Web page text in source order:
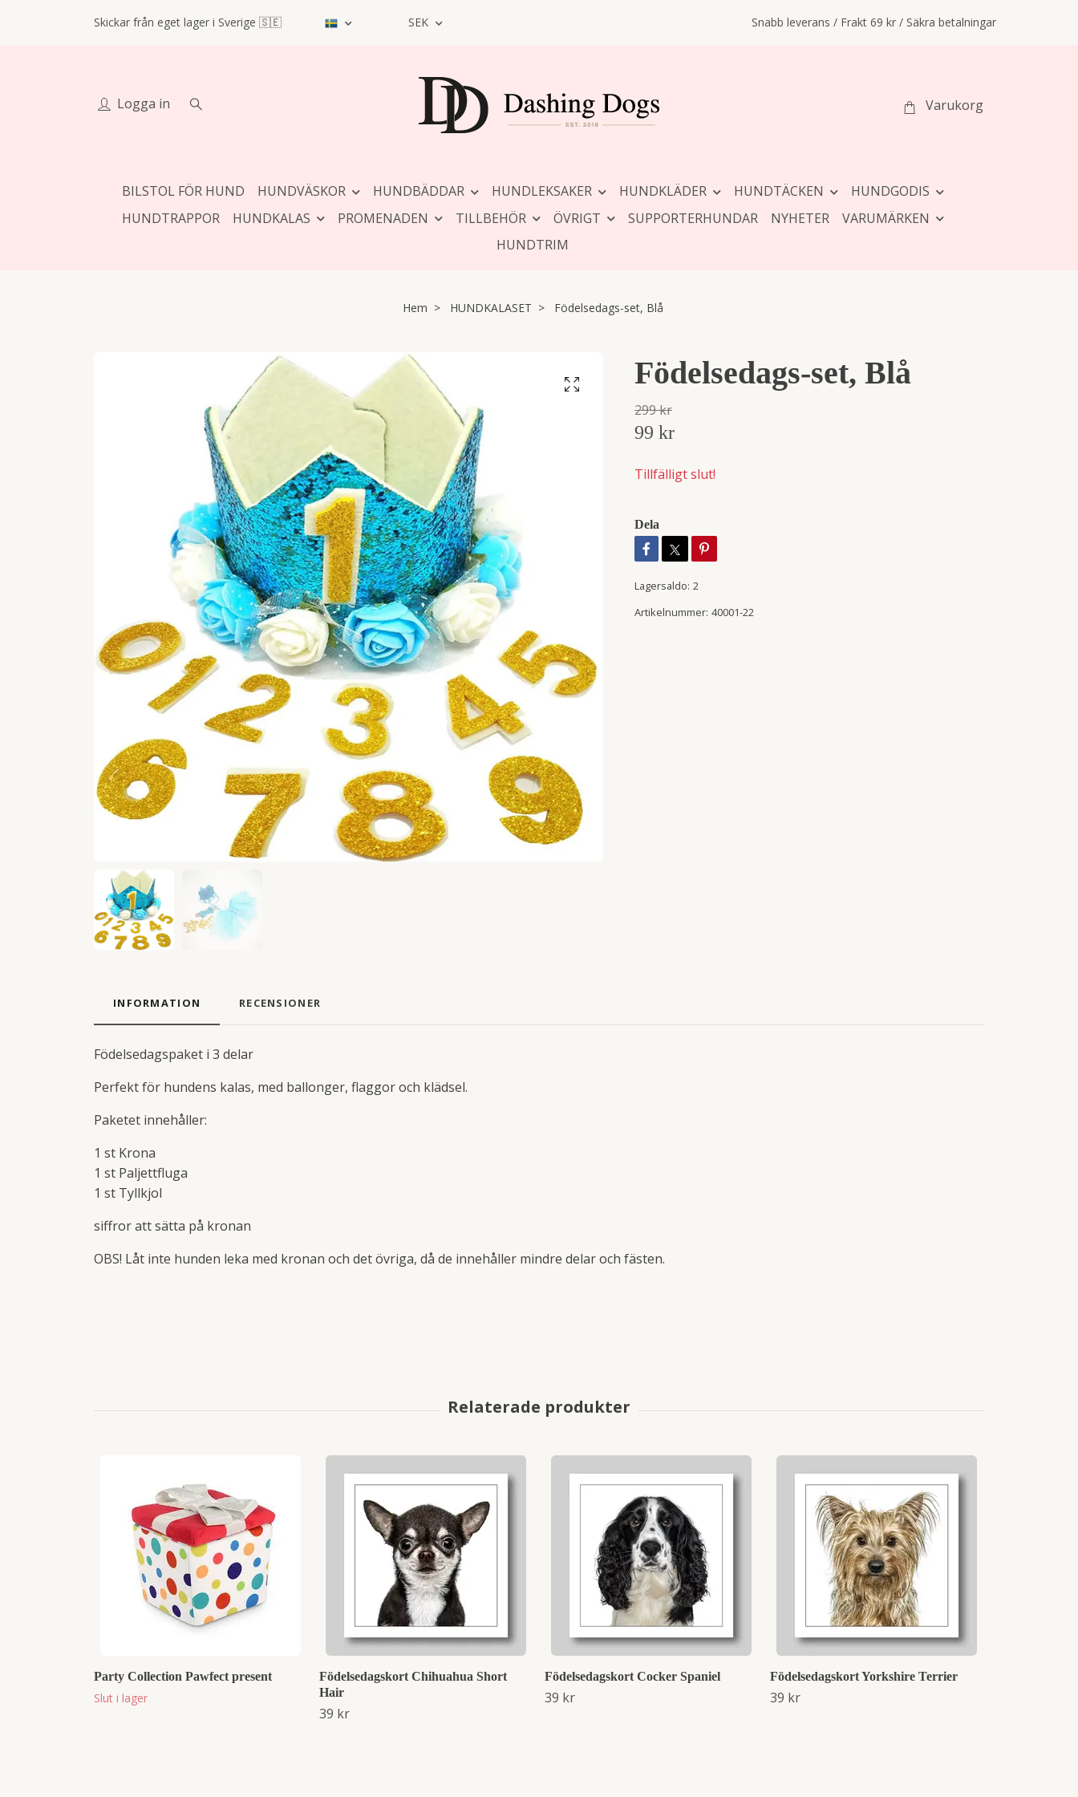
Skickar från eget lager i Sverige 🇸🇪 SEK Snabb leverans / Frakt 69 kr / Säkra betalningar
Logga in Varukorg
BILSTOL FÖR HUND HUNDVÄSKOR HUNDBÄDDAR HUNDLEKSAKER HUNDKLÄDER HUNDTÄCKEN
HUNDGODIS
HUNDTRAPPOR
HUNDKALAS PROMENADEN TILLBEHÖR ÖVRIGT SUPPORTERHUNDAR NYHETER
VARUMÄRKEN
HUNDTRIM
Hem HUNDKALASET Födelsedags-set, Blå
Födelsedags-set, Blå
299 kr
99 kr
Tillfälligt slut!
Dela
Lagersaldo: 2
Artikelnummer: 40001-22
INFORMATION RECENSIONER
Födelsedagspaket i 3 delar
Perfekt för hundens kalas, med ballonger, flaggor och klädsel.
Paketet innehåller:
1 st Krona
1 st Paljettfluga
1 st Tyllkjol
siffror att sätta på kronan
OBS! Låt inte hunden leka med kronan och det övriga, då de innehåller mindre delar och fästen.
Party Collection Pawfect present
Slut i lager
Födelsedagskort Chihuahua Short
Hair
39 kr
Födelsedagskort Cocker Spaniel
39 kr
Födelsedagskort Yorkshire Terrier
39 kr